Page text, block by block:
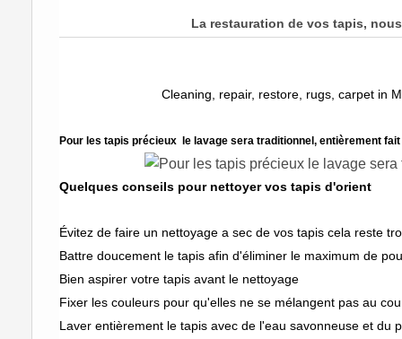
La restauration de vos tapis,
Cleaning, repair, restore, rugs, carpet in
Pour les tapis précieux le lavage sera traditionnel, entièrement fait
Quelques conseils pour nettoyer vos tapis d'orient
Évitez de faire un nettoyage a sec de vos tapis cela reste
Battre doucement le tapis afin d'éliminer le maximum de
Bien aspirer votre tapis avant le nettoyage
Fixer les couleurs pour qu'elles ne se mélangent pas au
Laver entièrement le tapis avec de l'eau savonneuse et du